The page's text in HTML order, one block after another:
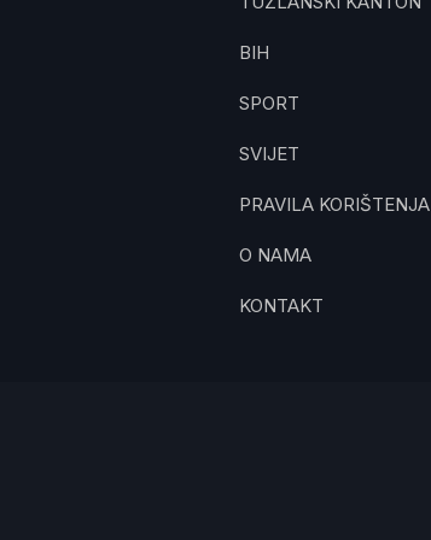
BIH
SPORT
SVIJET
PRAVILA KORIŠTENJA
O NAMA
KONTAKT